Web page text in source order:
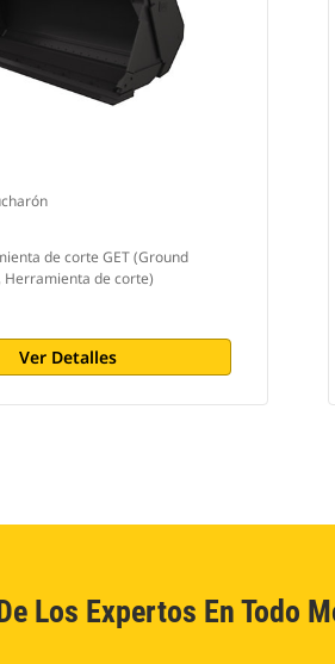
de corte GET (Ground
Herramienta de corte)
Ver Detalles
Los Expertos En Todo